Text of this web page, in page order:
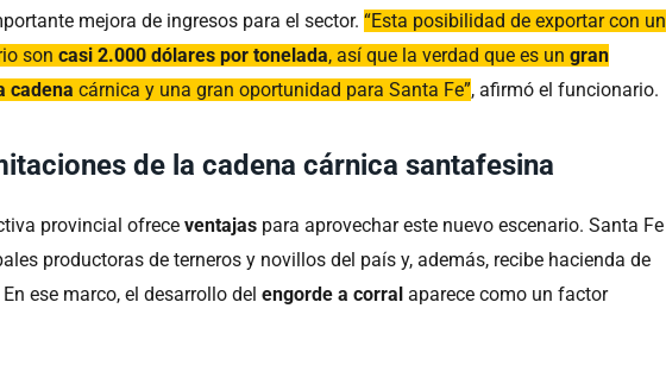
mejora de ingresos para el sector.“Esta posibilidad de exportar con un
soncasi 2.000 dólares por tonelada, así que la verdad que es un gran
cadena cárnica y una gran oportunidad para Santa Fe”, afirmó el funcionario.
de la cadena cárnica santafesina
provincial ofreceventajas para aprovechar este nuevo escenario. Santa Fe
productoras de terneros y novillos del país y, además, recibe hacienda de
ese marco, el desarrollo delengorde a corral aparece como un factor